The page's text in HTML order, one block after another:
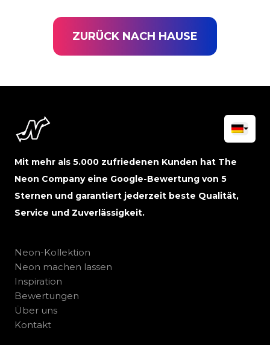
ZURÜCK NACH HAUSE
Mit mehr als 5.000 zufriedenen Kunden hat The
Neon Company eine Google-Bewertung von 5
Sternen und garantiert jederzeit beste Qualität,
Service und Zuverlässigkeit.
Neon-Kollektion
Neon machen lassen
Inspiration
Bewertungen
Über uns
Kontakt